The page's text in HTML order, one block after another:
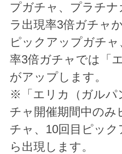
プガチャ、プラチ
ラ出現率3倍ガチャ
ピックアップガチ
率3倍ガチャでは「
がアップします。
※「エリカ（ガルパ
チャ開催期間中の
チャ、10回目ピッ
ら出現します。